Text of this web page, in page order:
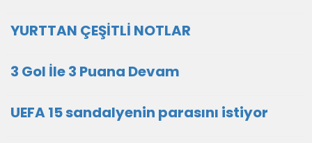
YURTTAN ÇEŞİTLİ NOTLAR
3 Gol İle 3 Puana Devam
UEFA 15 sandalyenin parasını istiyor